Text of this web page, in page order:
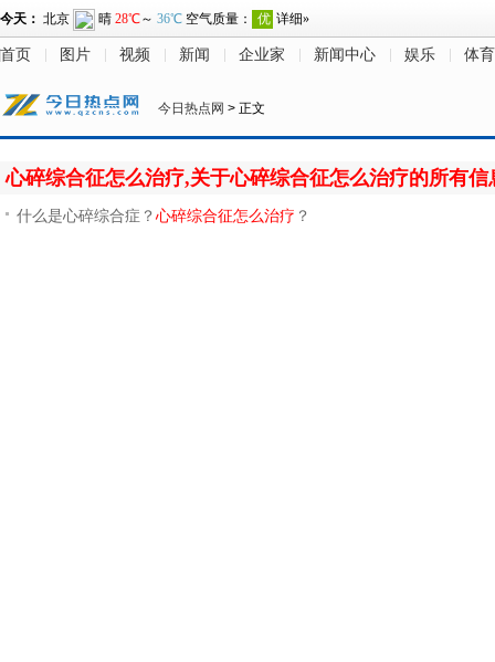
首页 图片 视频 新闻 企业家 新闻中心 娱乐 体育
今日热点网 > 正文
心碎综合征怎么治疗,关于心碎综合征怎么治疗的所有信
什么是心碎综合症？心碎综合征怎么治疗 ？